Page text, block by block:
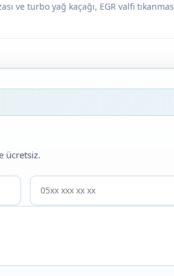
ve turbo yağ kaçağı, EGR valfi
ücretsiz.